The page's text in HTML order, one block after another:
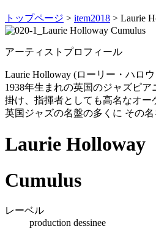
トップページ > item2018 > Laurie
アーティストプロフィール
Laurie Holloway (ローリー・ハロ
1938年生まれの英国のジャズピ
掛け、指揮者としても高名なオ
英国ジャズの名盤の多くに その名
Laurie Holloway
Cumulus
レーベル
production dessinee